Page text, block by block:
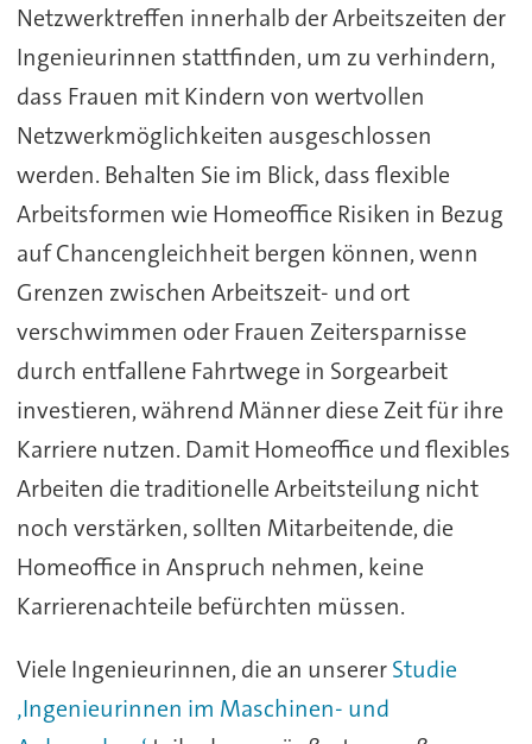
Netzwerktreffen innerhalb der Arbeitszeiten der
Ingenieurinnen stattfinden, um zu verhindern,
dass Frauen mit Kindern von wertvollen
Netzwerkmöglichkeiten ausgeschlossen
werden. Behalten Sie im Blick, dass flexible
Arbeitsformen wie Homeoffice Risiken in Bezug
auf Chancengleichheit bergen können, wenn
Grenzen zwischen Arbeitszeit- und ort
verschwimmen oder Frauen Zeitersparnisse
durch entfallene Fahrtwege in Sorgearbeit
investieren, während Männer diese Zeit für ihre
Karriere nutzen. Damit Homeoffice und flexibles
Arbeiten die traditionelle Arbeitsteilung nicht
noch verstärken, sollten Mitarbeitende, die
Homeoffice in Anspruch nehmen, keine
Karrierenachteile befürchten müssen.
Viele Ingenieurinnen, die an unsererStudie
‚Ingenieurinnen im Maschinen- und